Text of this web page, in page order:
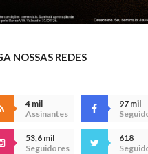
NOSSAS REDES
4 mil
Assinantes
97 mil
53,6 mil
Seguidores
618